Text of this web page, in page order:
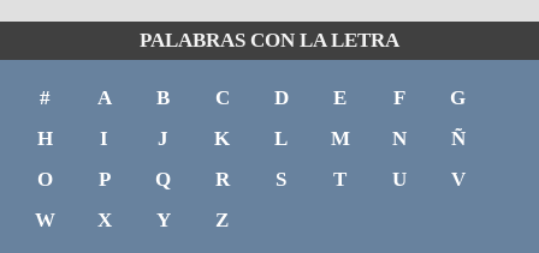
PALABRAS CON LA LETRA
# A B C D E F
G
H
I J K L M N
Ñ
O
P Q R S T U
V
W
X Y Z